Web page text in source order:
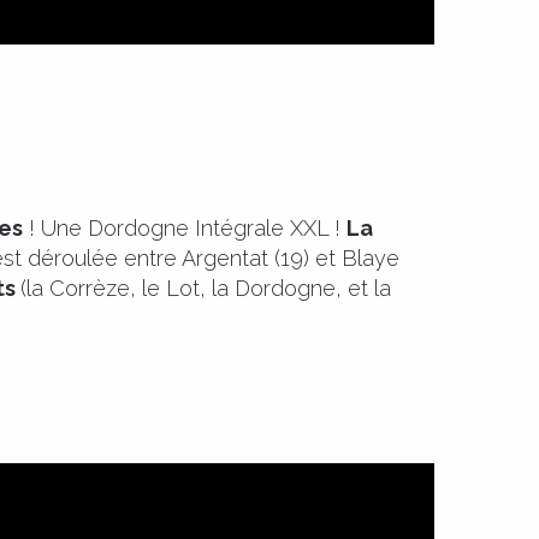
! Une Dordogne Intégrale XXL ! La
déroulée entre Argentat (19) et Blaye
(la Corrèze, le Lot, la Dordogne, et la